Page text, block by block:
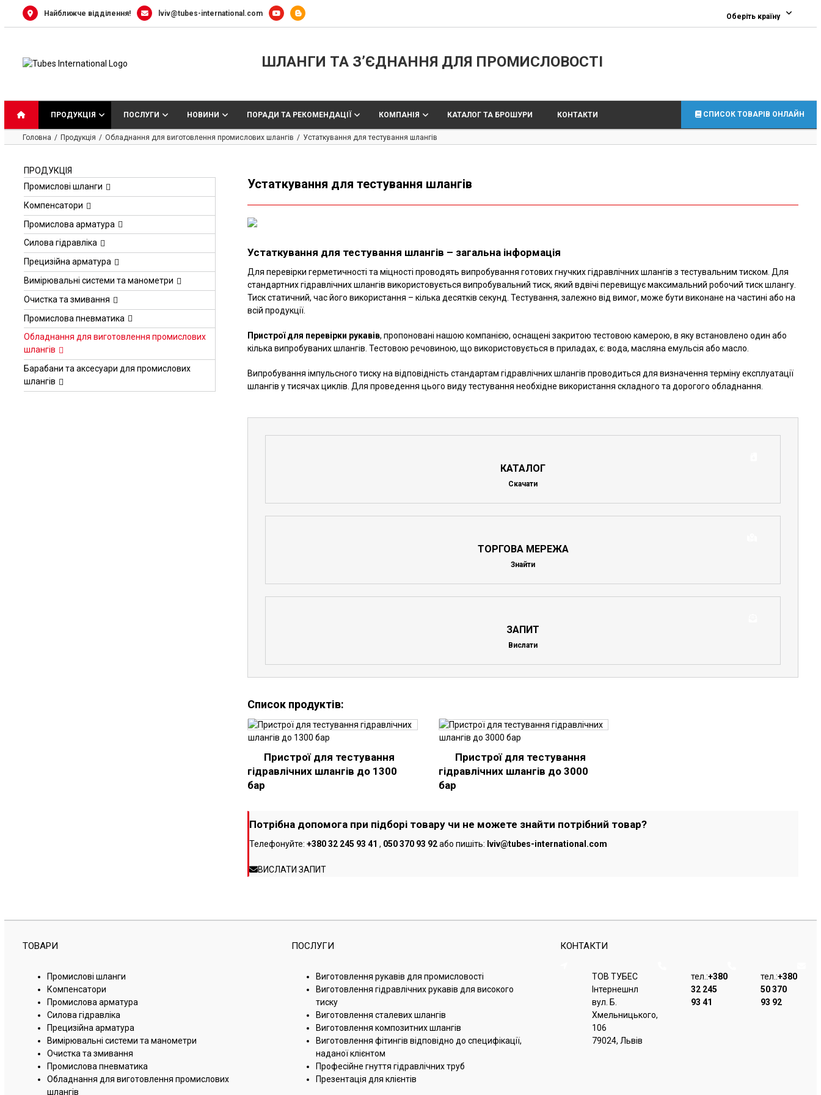
Найближче відділення! lviv@tubes-international.com Оберіть країну
ШЛАНГИ ТА З’ЄДНАННЯ ДЛЯ ПРОМИСЛОВОСТІ
ПРОДУКЦІЯ ПОСЛУГИ НОВИНИ ПОРАДИ ТА РЕКОМЕНДАЦІЇ КОМПАНІЯ КАТАЛОГ ТА БРОШУРИ КОНТАКТИ СПИСОК ТОВАРІВ ОНЛАЙН
Головна Продукція Обладнання для виготовлення промислових шлангів Устаткування для тестування шлангів
Устаткування для тестування шлангів
Устаткування для тестування шлангів – загальна інформація
Для перевірки герметичності та міцності проводять випробування готових гнучких гідравлічних шлангів з тестувальним тиском. Для
стандартних гідравлічних шлангів використовується випробувальний тиск, який вдвічі перевищує максимальний робочий тиск шлангу.
Тиск статичний, час його використання – кілька десятків секунд. Тестування, залежно від вимог, може бути виконане на частині або на
всій продукції.
Пристрої для перевірки рукавів, пропоновані нашою компанією, оснащені закритою тестовою камерою, в яку встановлено один або
кілька випробуваних шлангів. Тестовою речовиною, що використовується в приладах, є: вода, масляна емульсія або масло.
Випробування імпульсного тиску на відповідність стандартам гідравлічних шлангів проводиться для визначення терміну експлуатації
шлангів у тисячах циклів. Для проведення цього виду тестування необхідне використання складного та дорогого обладнання.
КАТАЛОГ
Скачати
ТОРГОВА МЕРЕЖА
Знайти
ЗАПИТ
Вислати
Список продуктів:
Пристрої для тестування
гідравлічних шлангів до 1300
бар
Пристрої для тестування
гідравлічних шлангів до 3000
бар
Потрібна допомога при підборі товару чи не можете знайти потрібний товар?
Телефонуйте:+380 32 245 93 41 , 050 370 93 92або пишіть: lviv@tubes-international.com
ВИСЛАТИ ЗАПИТ
ПРОДУКЦІЯ
Промислові шланги
Компенсатори
Промислова арматура
Силова гідравліка
Прецизійна арматура
Вимірювальні системи та манометри
Очистка та змивання
Промислова пневматика
Обладнання для виготовлення промислових
шлангів
Барабани та аксесуари для промислових
шлангів
ТОВАРИ ПОСЛУГИ КОНТАКТИ
Промислові шланги
Компенсатори
Промислова арматура
Силова гідравліка
Прецизійна арматура
Вимірювальні системи та манометри
Очистка та змивання
Промислова пневматика
Обладнання для виготовлення промислових
шлангів
Виготовлення рукавів для промисловості
Виготовлення гідравлічних рукавів для високого
тиску
Виготовлення сталевих шлангів
Виготовлення композитних шлангів
Виготовлення фітингів відповідно до специфікації,
наданої клієнтом
Професійне гнуття гідравлічних труб
Презентація для клієнтів
ТОВ ТУБЕС
Iнтернешнл
вул. Б.
Хмельницького,
106
79024, Львiв
тел.:+380
32 245
93 41
тел.:+380
50 370
93 92